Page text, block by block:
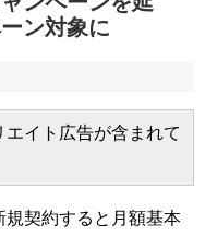
ン対象に
イト広告が含まれて
規契約すると月額基本